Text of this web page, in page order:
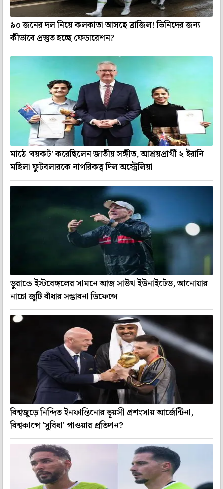
৯০ জনের দল নিয়ে কলকাতা আসছে ব্রাজিল! ভিনিদের জন্য
কীভাবে প্রস্তুত হচ্ছে ফেডারেশন?
মাঠে ‘বয়কট’ করেছিলেন জাতীয় সঙ্গীত, আশ্রয়প্রার্থী ২ ইরানি
মহিলা ফুটবলারকে নাগরিকত্ব দিল অস্ট্রেলিয়া
ডুরান্ডে ইস্টবেঙ্গলের সামনে আজ সাউথ ইউনাইটেড, আনোয়ার-
নাচো জুটি বাঁধার সম্ভাবনা ডিফেন্সে
বিশ্বজুড়ে নিন্দিত ইনফান্তিনোর ভূয়সী প্রশংসায় আর্জেন্টিনা,
বিশ্বকাপে 'সুবিধা' পাওয়ার প্রতিদান?